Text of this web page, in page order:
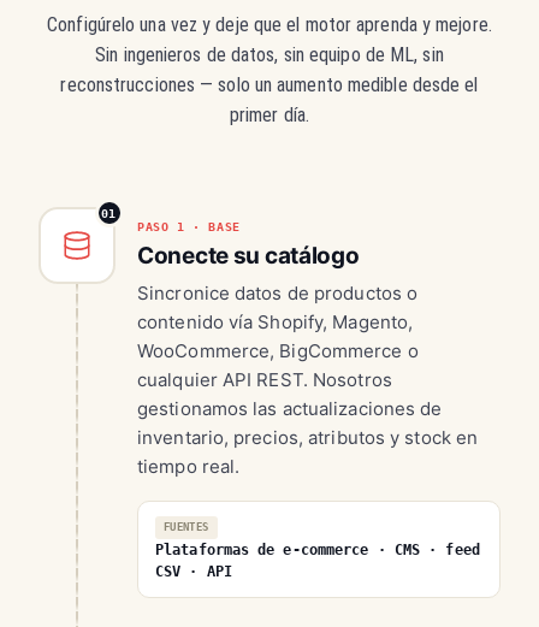
Configúrelo una vez y deje que el motor aprenda y mejore.
Sin ingenieros de datos, sin equipo de ML, sin
reconstrucciones — solo un aumento medible desde el
primer día.
01
PASO 1 · BASE
Conecte su catálogo
Sincronice datos de productos o
contenido vía Shopify, Magento,
WooCommerce, BigCommerce o
cualquier API REST. Nosotros
gestionamos las actualizaciones de
inventario, precios, atributos y stock en
tiempo real.
FUENTES
Plataformas de e-commerce · CMS · feed
CSV · API